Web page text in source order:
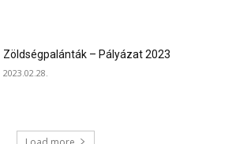
Zöldségpalánták – Pályázat 2023
2023.02.28.